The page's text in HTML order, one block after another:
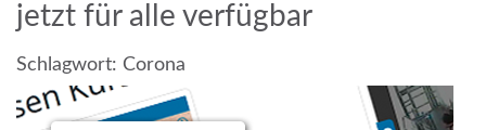
jetzt für alle verfügbar
Schlagwort: Corona